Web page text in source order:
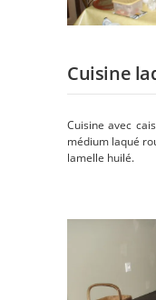
Cuisine
Cuisine avec
médium laqué
lamelle huilé.